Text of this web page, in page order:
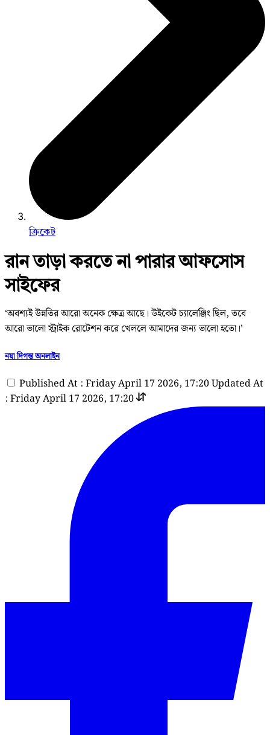
ক্রিকেট
রান তাড়া করতে না পারার আফসোস
সাইফের
‘অবশ্যই উন্নতির আরো অনেক ক্ষেত্র আছে। উইকেট চ্যালেঞ্জিং ছিল, তবে
আরো ভালো স্ট্রাইক রোটেশন করে খেললে আমাদের জন্য ভালো হতো।’
নয়া দিগন্ত অনলাইন
Published At : Friday April 17 2026, 17:20Updated At
: Friday April 17 2026, 17:20